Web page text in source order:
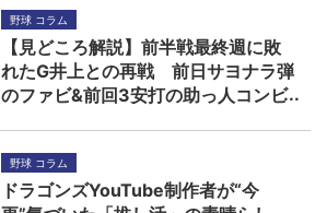
野球 コラム
【見どころ解説】前半戦最終週に敗
れたG井上との再戦 前日サヨナラ弾
のファビ&前回3安打の助っ人コンビ
野球 コラム
ドラゴンズYouTube制作者が“今